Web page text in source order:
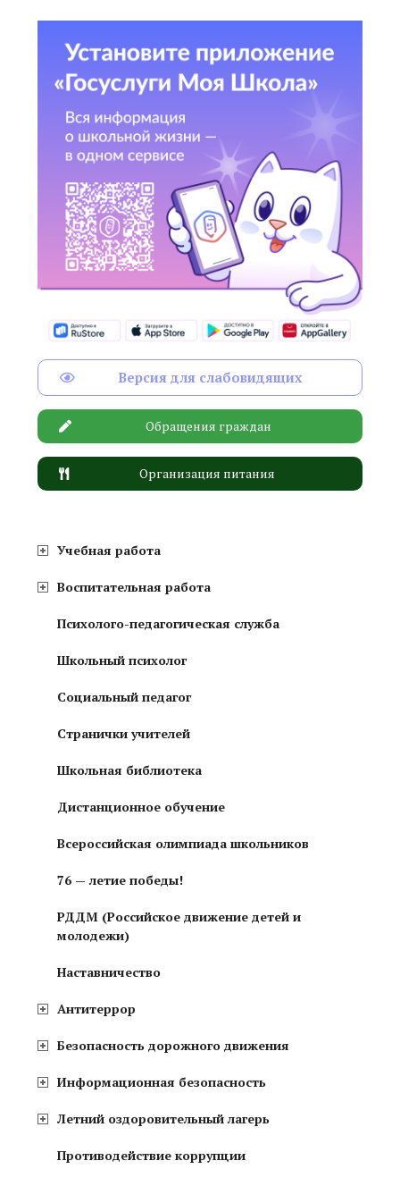
Версия для слабовидящих
Обращения граждан
Организация питания
Учебная работа
Воспитательная работа
Психолого-педагогическая служба
Школьный психолог
Социальный педагог
Странички учителей
Школьная библиотека
Дистанционное обучение
Всероссийская олимпиада школьников
76 — летие победы!
РДДМ (Российское движение детей и
молодежи)
Наставничество
Антитеррор
Безопасность дорожного движения
Информационная безопасность
Летний оздоровительный лагерь
Противодействие коррупции